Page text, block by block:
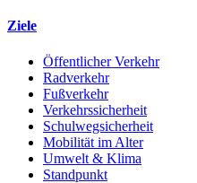
Ziele
Öffentlicher Verkehr
Radverkehr
Fußverkehr
Verkehrssicherheit
Schulwegsicherheit
Mobilität im Alter
Umwelt & Klima
Standpunkt